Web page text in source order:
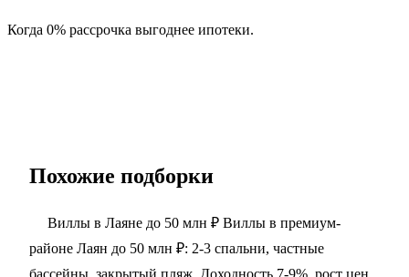
Когда 0% рассрочка выгоднее ипотеки.
Похожие подборки
Виллы в Лаяне до 50 млн ₽ Виллы в премиум-
районе Лаян до 50 млн ₽: 2-3 спальни, частные